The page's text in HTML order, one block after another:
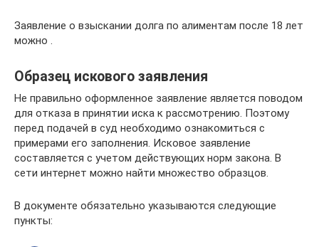
Заявление о взыскании долга по алиментам после 18 лет
можно .
Образец искового заявления
Не правильно оформленное заявление является поводом
для отказа в принятии иска к рассмотрению. Поэтому
перед подачей в суд необходимо ознакомиться с
примерами его заполнения. Исковое заявление
составляется с учетом действующих норм закона. В
сети интернет можно найти множество образцов.
В документе обязательно указываются следующие
пункты: